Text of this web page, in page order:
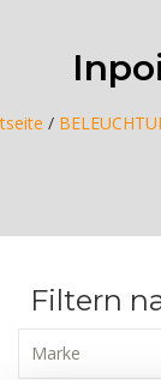
/
Filtern
Marke